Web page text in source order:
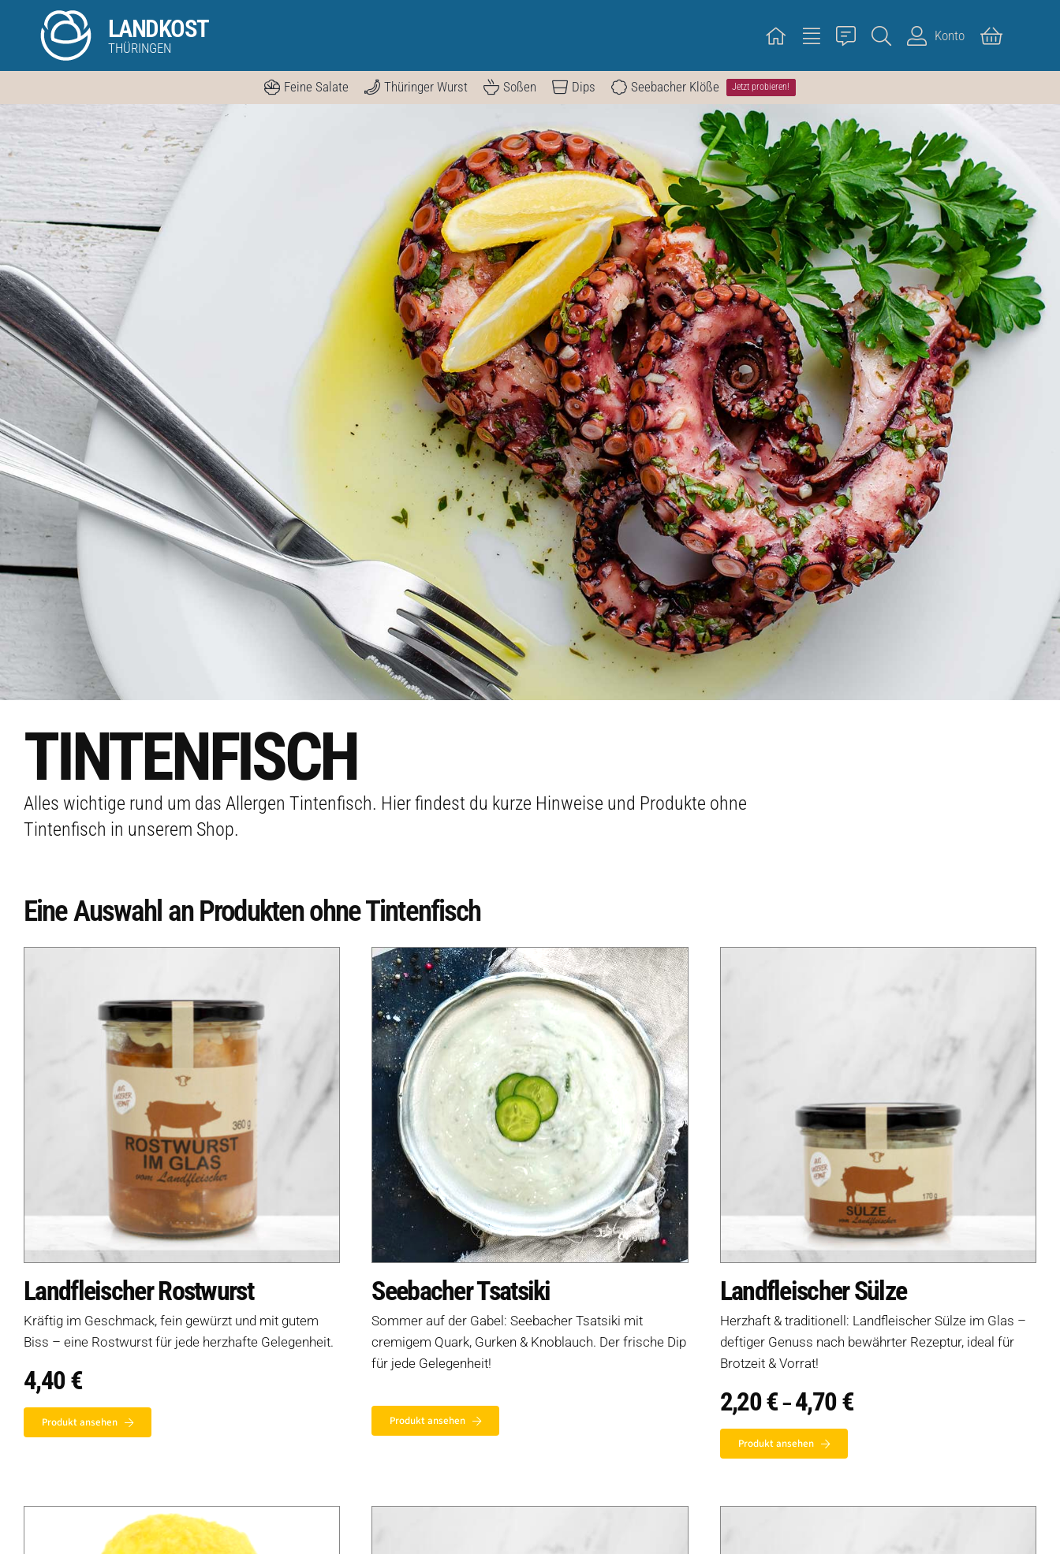
LANDKOST
THÜRINGEN
Konto
Feine Salate Thüringer Wurst Soßen Dips Seebacher Klöße Jetzt probieren!
TINTENFISCH
Alles wichtige rund um das Allergen Tintenfisch. Hier findest du kurze Hinweise und Produkte ohne
Tintenfisch in unserem Shop.
Eine Auswahl an Produkten ohne Tintenfisch
Landfleischer Rostwurst
Kräftig im Geschmack, fein gewürzt und mit gutem
Biss – eine Rostwurst für jede herzhafte Gelegenheit.
4,40€
Produkt ansehen
Seebacher Tsatsiki
Sommer auf der Gabel: Seebacher Tsatsiki mit
cremigem Quark, Gurken & Knoblauch. Der frische Dip
für jede Gelegenheit!
Produkt ansehen
Landfleischer Sülze
Herzhaft & traditionell: Landfleischer Sülze im Glas –
deftiger Genuss nach bewährter Rezeptur, ideal für
Brotzeit & Vorrat!
2,20€– 4,70€Preisspanne:
2,20 €
Produkt ansehen